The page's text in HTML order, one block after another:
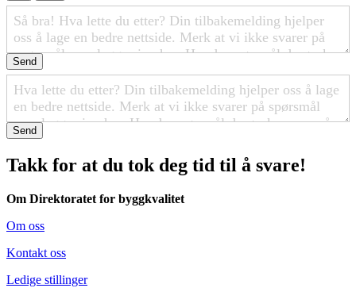
Send
Send
Takk for at du tok deg tid til å svare!
Om Direktoratet for byggkvalitet
Om oss
Kontakt oss
Ledige stillinger